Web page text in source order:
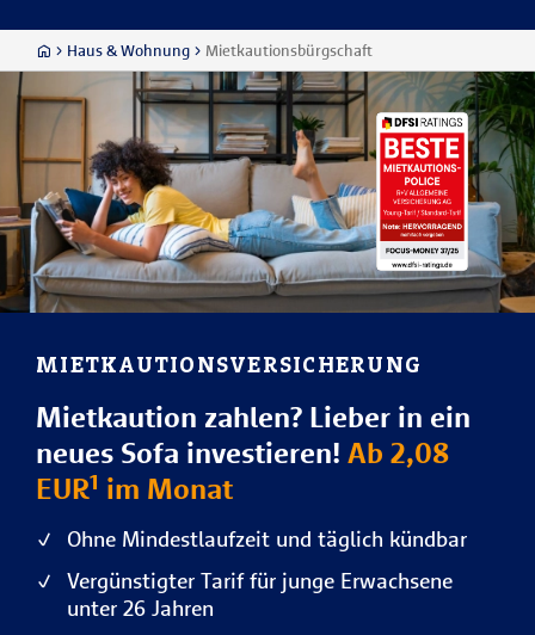
Haus & Wohnung Mietkautionsbürgschaft
MIETKAUTIONSVERSICHERUNG
Mietkaution zahlen? Lieber in ein
neues Sofa investieren! Ab 2,08
EUR¹ im Monat
Ohne Mindestlaufzeit und täglich kündbar
Vergünstigter Tarif für junge Erwachsene
unter 26 Jahren